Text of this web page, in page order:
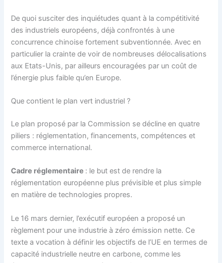
De quoi susciter des inquiétudes quant à la compétitivité
des industriels européens, déjà confrontés à une
concurrence chinoise fortement subventionnée. Avec en
particulier la crainte de voir de nombreuses délocalisations
aux Etats-Unis, par ailleurs encouragées par un coût de
l’énergie plus faible qu’en Europe.
Que contient le plan vert industriel ?
Le plan proposé par la Commission se décline en quatre
piliers : réglementation, financements, compétences et
commerce international.
Cadre réglementaire : le but est de rendre la
réglementation européenne plus prévisible et plus simple
en matière de technologies propres.
Le 16 mars dernier, l’exécutif européen a proposé un
règlement pour une industrie à zéro émission nette. Ce
texte a vocation à définir les objectifs de l’UE en termes de
capacité industrielle neutre en carbone, comme les